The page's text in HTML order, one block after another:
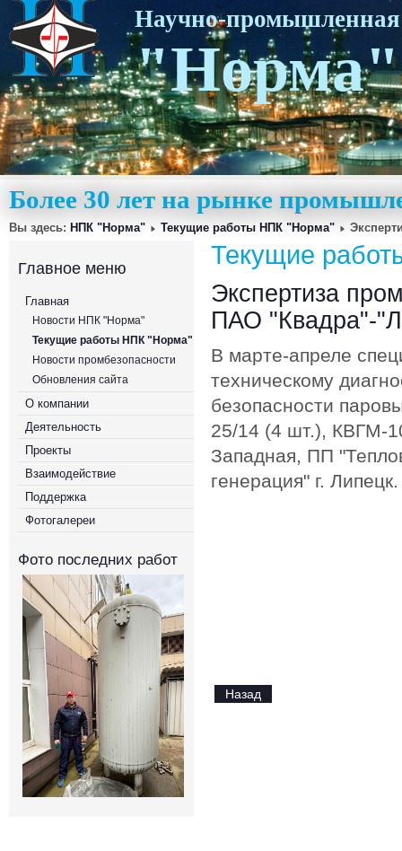
Научно-
"Норма"
Более 30 лет на рынке
Вы здесь: НПК "Норма" Текущие работы НПК "Норма"
Главное меню
Главная
Новости НПК "Норма"
Текущие работы НПК "Норма"
Новости промбезопасности
Обновления сайта
О компании
Деятельность
Проекты
Взаимодействие
Поддержка
Фотогалереи
Фото последних работ
Текущие
Экспертиза
ПАО "Квадра"-
В марте-апреле
техническому
безопасности
25/14 (4 шт.), КВГМ-
Западная, ПП
генерация" г. Липецк.
Назад